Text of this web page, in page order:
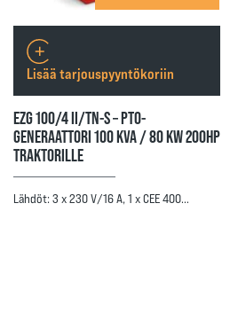
EZG 100/4 II/TN-S – PTO-
GENERAATTORI 100 KVA / 80 KW 200HP
TRAKTORILLE
Lähdöt: 3 x 230 V/16 A, 1 x CEE 400…
Lisää tarjouspyyntökoriin